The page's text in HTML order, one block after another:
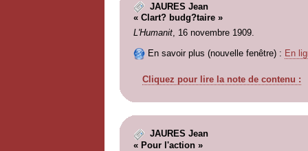
JAURES Jean
« Clart? budg?taire »
L'Humanit, 16 novembre 1909.
En savoir plus (nouvelle fenêtre) : En
Cliquez pour lire la note de contenu :
JAURES Jean
« Pour l'action »